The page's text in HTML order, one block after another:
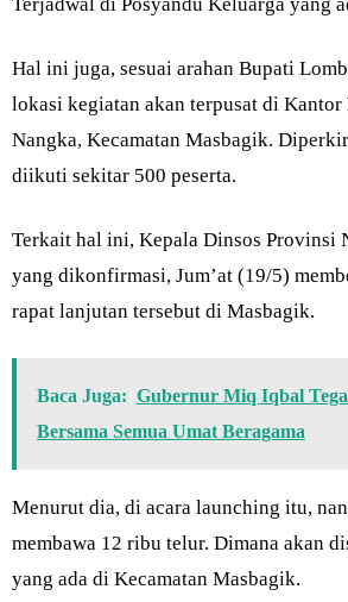
Hal ini juga, sesuai arahan Bupati
lokasi kegiatan akan terpusat di Kantor
Nangka, Kecamatan Masbagik.
diikuti sekitar 500 peserta.
Terkait hal ini, Kepala Dinsos Provinsi
yang dikonfirmasi, Jum’at (19/5)
rapat lanjutan tersebut di Masbagik.
Baca Juga: Gubernur Miq Iqbal
Bersama Semua Umat Beragama
Menurut dia, di acara launching itu,
membawa 12 ribu telur. Dimana akan
yang ada di Kecamatan Masbagik.